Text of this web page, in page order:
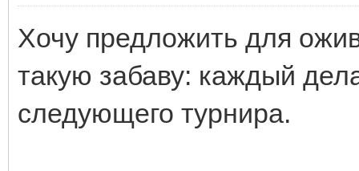
Хочу предложить для
такую забаву: каждый
следующего турнира.